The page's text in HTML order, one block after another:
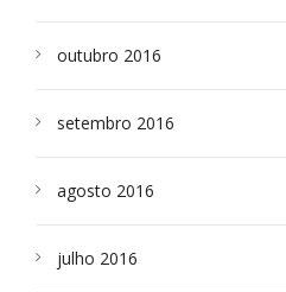
outubro 2016
setembro 2016
agosto 2016
julho 2016